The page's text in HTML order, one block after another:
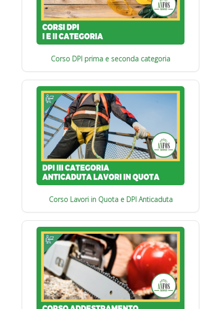
Corso DPI prima e seconda categoria
Corso Lavori in Quota e DPI Anticaduta